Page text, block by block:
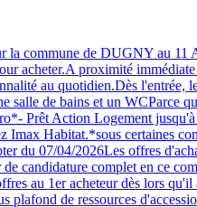
la commune de DUGNY au 11
acheter.A proximité immédiate
au quotidien.Dès l'entrée,
salle de bains et un WCParce
Prêt Action Logement
Habitat.*sous certaines
du 07/04/2026Les offres
candidature complet en ce
au 1er acheteur dès lors qu'il
de ressources